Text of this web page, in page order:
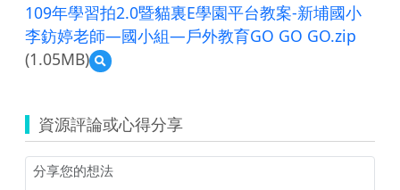
109年學習拍2.0暨貓裏E學園平台教案-新埔國小
李鈁婷老師—國小組—戶外教育GO GO GO.zip
(1.05MB)
預
覽
學
習
拍
2.0
資源評論或心得分享